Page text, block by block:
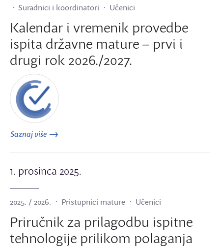
Suradnici i koordinatori
Učenici
Kalendar i vremenik provedbe
ispita državne mature – prvi i
drugi rok 2026./2027.
Saznaj više
1. prosinca 2025.
2025. / 2026. Pristupnici mature Učenici
Priručnik za prilagodbu ispitne
tehnologije prilikom polaganja